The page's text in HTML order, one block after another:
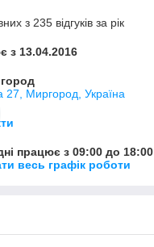
з 235 відгуків за рік
з 13.04.2016
27, Миргород, Україна
працює з 09:00 до 18:00
весь графік роботи